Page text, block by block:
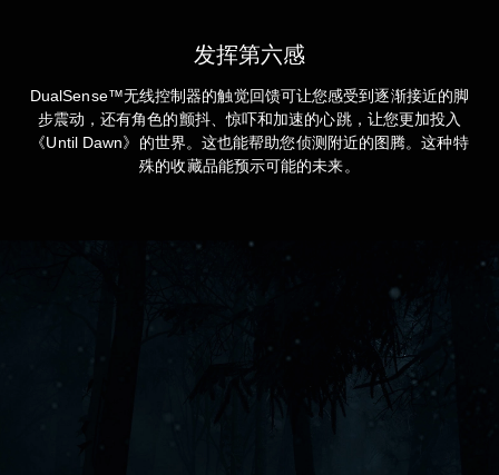
发挥第六感
DualSense™无线控制器的触觉回馈可让您感受到逐渐接近的脚
步震动，还有角色的颤抖、惊吓和加速的心跳，让您更加投入
《Until Dawn》的世界。这也能帮助您侦测附近的图腾。这种特
殊的收藏品能预示可能的未来。